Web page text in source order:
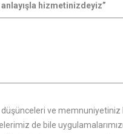
hizmetinizdeyiz”
düşünceleri ve
de bile